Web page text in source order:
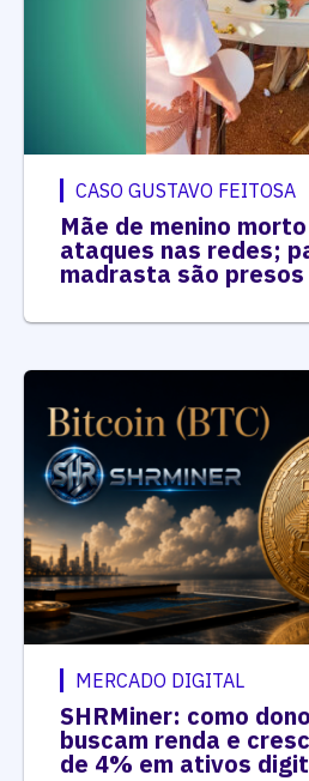
CASO GUSTAVO FEITOSA
Mãe de menino
ataques nas redes;
madrasta são presos
MERCADO DIGITAL
SHRMiner: como
buscam renda e
de 4% em ativos